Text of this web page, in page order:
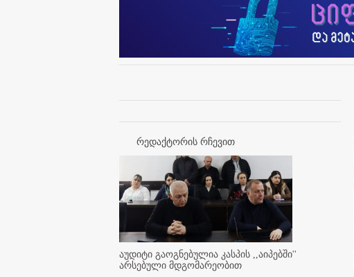
რედაქტორის რჩევით
აუდიტი გაოგნებულია კასპის ,,აიპებში''
არსებული მდგომარეობით